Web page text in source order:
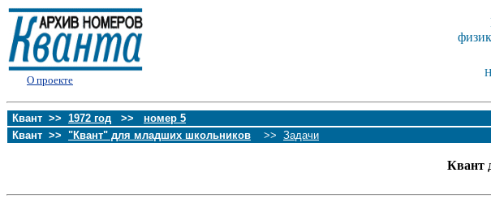
О проекте
Квант >> 1972 год >> номер 5
Квант >> "Квант" для младших школьников >> Задачи
Квант